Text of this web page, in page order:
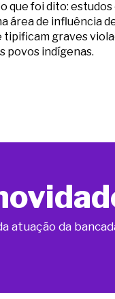
que foi dito:
de influência
tipificam graves
povos indígenas.
da